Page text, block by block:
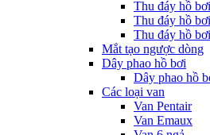
Thu đáy hồ
Thu đáy hồ
Thu đáy hồ
Mắt tạo ngược dòng
Dây phao hồ bơi
Dây phao hồ
Các loại van
Van Pentair
Van Emaux